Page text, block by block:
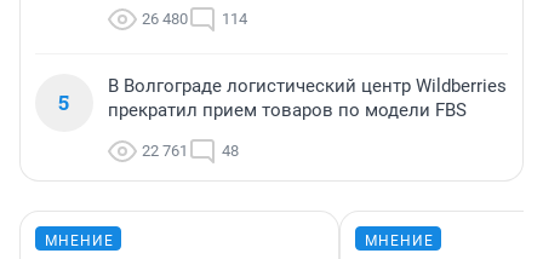
26 480 114
5
В Волгограде логистический центр Wildberries
прекратил прием товаров по модели FBS
22 761 48
МНЕНИЕ МНЕНИЕ